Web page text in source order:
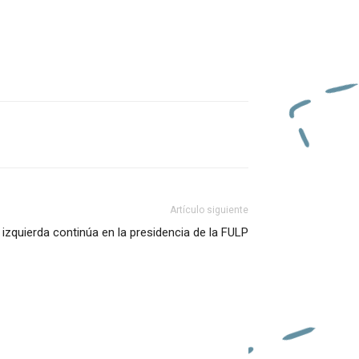
Artículo siguiente
continúa en la presidencia de la FULP